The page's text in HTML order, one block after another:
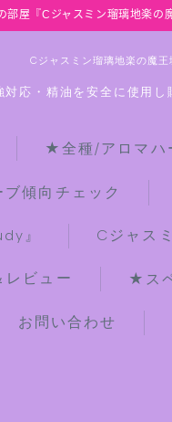
部屋『Cジャスミン瑠璃地楽
Cジャスミン瑠璃地楽の魔王
応・精油を安全に使用
★全種/アロマハ
傾向チェック
』 Cジャス
レビュー ★ス
お問い合わせ
クイズと花の部屋
ロマハーブスパイス基